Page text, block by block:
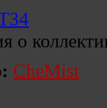
о
CheMist